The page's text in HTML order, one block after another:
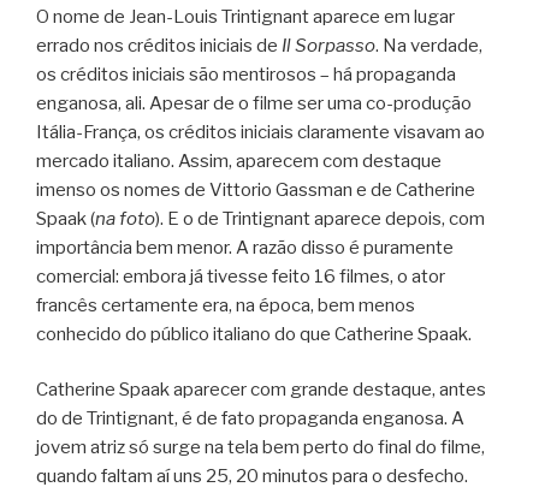
O nome de Jean-Louis Trintignant aparece em lugar
errado nos créditos iniciais de Il Sorpasso. Na verdade,
os créditos iniciais são mentirosos – há propaganda
enganosa, ali. Apesar de o filme ser uma co-produção
Itália-França, os créditos iniciais claramente visavam ao
mercado italiano. Assim, aparecem com destaque
imenso os nomes de Vittorio Gassman e de Catherine
Spaak (na foto). E o de Trintignant aparece depois, com
importância bem menor. A razão disso é puramente
comercial: embora já tivesse feito 16 filmes, o ator
francês certamente era, na época, bem menos
conhecido do público italiano do que Catherine Spaak.
Catherine Spaak aparecer com grande destaque, antes
do de Trintignant, é de fato propaganda enganosa. A
jovem atriz só surge na tela bem perto do final do filme,
quando faltam aí uns 25, 20 minutos para o desfecho.